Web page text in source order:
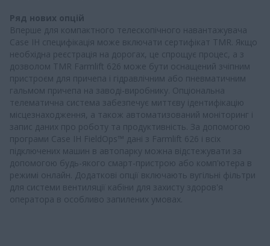
Ряд нових опцій
Вперше для компактного телескопічного навантажувача
Case IH специфікація може включати сертифікат TMR. Якщо
необхідна реєстрація на дорогах, це спрощує процес, а з
дозволом TMR Farmlift 626 може бути оснащений зчіпним
пристроєм для причепа і гідравлічним або пневматичним
гальмом причепа на заводі-виробнику. Опціональна
телематична система забезпечує миттєву ідентифікацію
місцезнаходження, а також автоматизований моніторинг і
запис даних про роботу та продуктивність. За допомогою
програми Case IH FieldOps™ дані з Farmlift 626 і всіх
підключених машин в автопарку можна відстежувати за
допомогою будь-якого смарт-пристрою або комп'ютера в
режимі онлайн. Додаткові опції включають вугільні фільтри
для системи вентиляції кабіни для захисту здоров'я
оператора в особливо запилених умовах.